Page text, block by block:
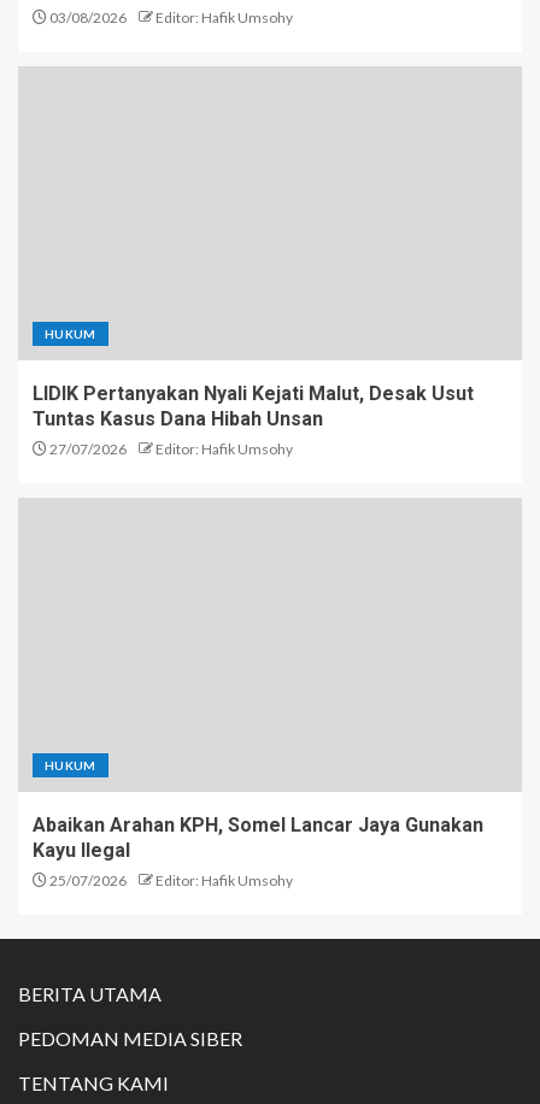
03/08/2026 Editor: Hafik Umsohy
HUKUM
LIDIK Pertanyakan Nyali Kejati Malut, Desak Usut
Tuntas Kasus Dana Hibah Unsan
27/07/2026 Editor: Hafik Umsohy
HUKUM
Abaikan Arahan KPH, Somel Lancar Jaya Gunakan
Kayu Ilegal
25/07/2026 Editor: Hafik Umsohy
BERITA UTAMA
PEDOMAN MEDIA SIBER
TENTANG KAMI